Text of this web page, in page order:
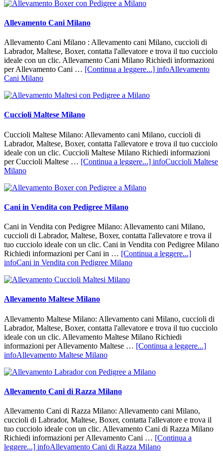
Allevamento Cani Milano
Allevamento Cani Milano : Allevamento cani Milano, cuccioli di
Labrador, Maltese, Boxer, contatta l'allevatore e trova il tuo cucciolo
ideale con un clic. Allevamento Cani Milano Richiedi informazioni
per Allevamento Cani … [Continua a leggere...] infoAllevamento
Cani Milano
Cuccioli Maltese Milano
Cuccioli Maltese Milano: Allevamento cani Milano, cuccioli di
Labrador, Maltese, Boxer, contatta l'allevatore e trova il tuo cucciolo
ideale con un clic. Cuccioli Maltese Milano Richiedi informazioni
per Cuccioli Maltese … [Continua a leggere...] infoCuccioli Maltese
Milano
Cani in Vendita con Pedigree Milano
Cani in Vendita con Pedigree Milano: Allevamento cani Milano,
cuccioli di Labrador, Maltese, Boxer, contatta l'allevatore e trova il
tuo cucciolo ideale con un clic. Cani in Vendita con Pedigree Milano
Richiedi informazioni per Cani in … [Continua a leggere...]
infoCani in Vendita con Pedigree Milano
Allevamento Maltese Milano
Allevamento Maltese Milano: Allevamento cani Milano, cuccioli di
Labrador, Maltese, Boxer, contatta l'allevatore e trova il tuo cucciolo
ideale con un clic. Allevamento Maltese Milano Richiedi
informazioni per Allevamento Maltese … [Continua a leggere...]
infoAllevamento Maltese Milano
Allevamento Cani di Razza Milano
Allevamento Cani di Razza Milano: Allevamento cani Milano,
cuccioli di Labrador, Maltese, Boxer, contatta l'allevatore e trova il
tuo cucciolo ideale con un clic. Allevamento Cani di Razza Milano
Richiedi informazioni per Allevamento Cani … [Continua a
leggere...] infoAllevamento Cani di Razza Milano